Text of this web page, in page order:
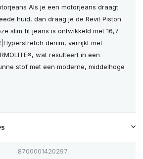
Als je een motorjeans draagt
huid, dan draag je de Revit Piston
slim fit jeans is ontwikkeld met 16,7
denim, verrijkt met
wat resulteert in een
stof met een moderne, middelhoge
8700001420297